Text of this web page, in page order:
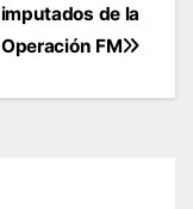
imputados de la
Operación FM